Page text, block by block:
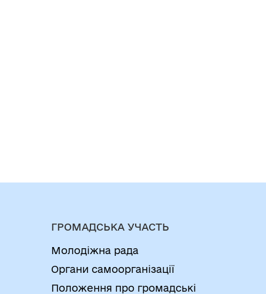
ГРОМАДСЬКА УЧАСТЬ
Молодіжна рада
Органи самоорганізації
Положення про громадські